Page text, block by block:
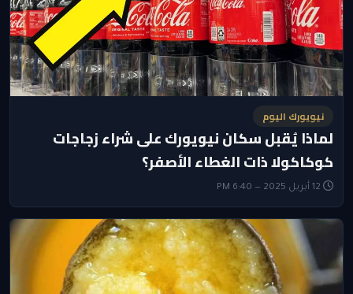
نيويورك اليوم
لماذا يُقبل سكان نيويورك على شراء زجاجات
كوكاكولا ذات الغطاء الأصفر؟